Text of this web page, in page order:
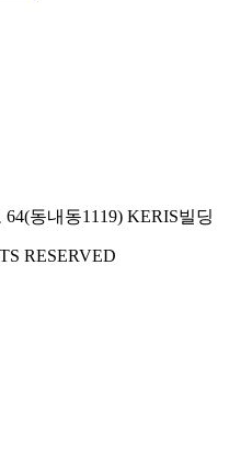
동내동1119) KERIS빌딩
RESERVED